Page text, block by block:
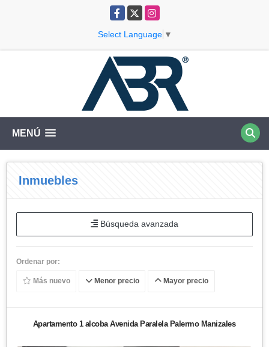
Facebook
X Instagram
Select Language ▼
MENÚ
Inmuebles
Búsqueda avanzada
Ordenar por:
Más nuevo Menor precio Mayor precio
Apartamento 1 alcoba Avenida Paralela Palermo Manizales